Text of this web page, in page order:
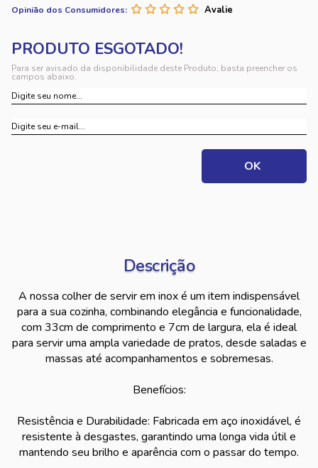
Opinião dos Consumidores:
Para ser avisado da disponibilidade deste Produto, basta preencher os
campos abaixo.
Descrição
A nossa colher de servir em inox é um item indispensável
para a sua cozinha, combinando elegância e funcionalidade,
com 33cm de comprimento e 7cm de largura, ela é ideal
para servir uma ampla variedade de pratos, desde saladas e
massas até acompanhamentos e sobremesas.
Benefícios:
Resistência e Durabilidade: Fabricada em aço inoxidável, é
resistente à desgastes, garantindo uma longa vida útil e
mantendo seu brilho e aparência com o passar do tempo.